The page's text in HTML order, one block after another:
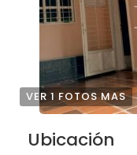
VER 1 FOTOS MAS
Ubicación